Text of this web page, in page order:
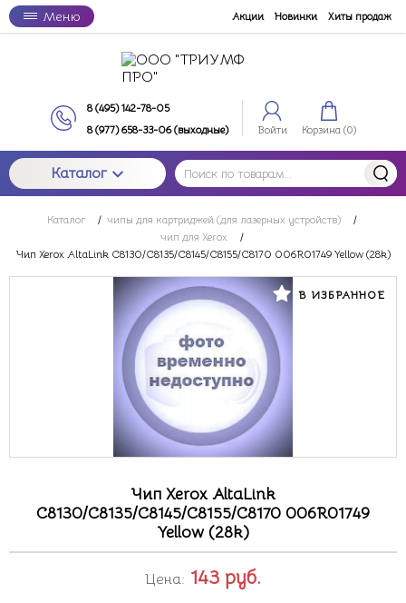
Меню Акции Новинки Хиты продаж
8 (495) 142-78-05
8 (977) 658-33-06 (выходные)
Войти Корзина (0)
Каталог
Каталог / чипы для картриджей (для лазерных устройств)
/
чип для Xerox
/
Чип Xerox AltaLink C8130/C8135/C8145/C8155/C8170 006R01749 Yellow (28k)
В ИЗБРАННОЕ
Чип Xerox AltaLink
C8130/C8135/C8145/C8155/C8170 006R01749
Yellow (28k)
Цена: 143 руб.